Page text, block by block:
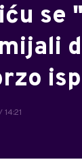
se
14:21